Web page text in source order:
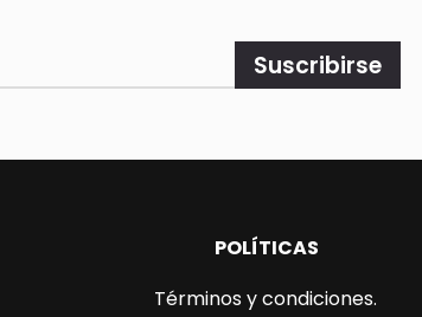
Suscribirse
POLÍTICAS
Términos y condiciones.